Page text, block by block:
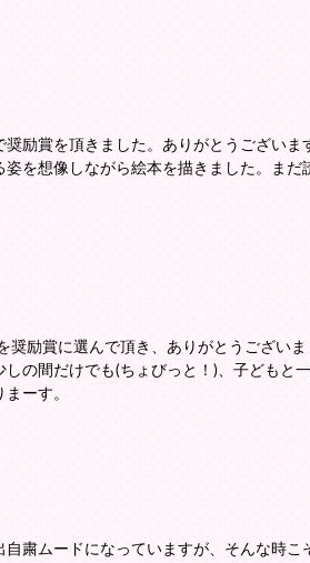
励賞を頂きました。ありがとうございま
を想像しながら絵本を描きました。ま
奨励賞に選んで頂き、ありがとうございま
の間だけでも(ちょびっと！)、子どもと
ーす。
粛ムードになっていますが、そんな時